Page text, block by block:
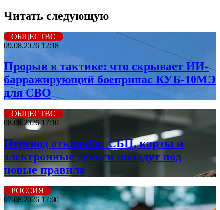
Читать следующую
ОБЩЕСТВО
09.08.2026 12:18
Прорыв в тактике: что скрывает ИИ-
барражирующий боеприпас КУБ-10МЭ
для СВО
ОБЩЕСТВО
08.08.2026 17:10
Перевод отклонён: СБП, карты и
электронные деньги попадут под
новые правила
РОССИЯ
07.08.2026 17:00